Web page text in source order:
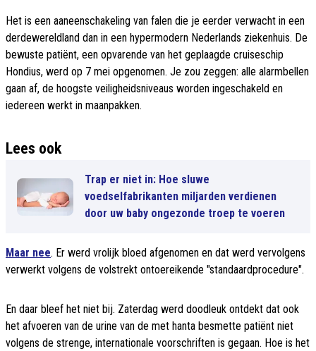
Het is een aaneenschakeling van falen die je eerder verwacht in een
derdewereldland dan in een hypermodern Nederlands ziekenhuis. De
bewuste patiënt, een opvarende van het geplaagde cruiseschip
Hondius, werd op 7 mei opgenomen. Je zou zeggen: alle alarmbellen
gaan af, de hoogste veiligheidsniveaus worden ingeschakeld en
iedereen werkt in maanpakken.
Lees ook
Trap er niet in: Hoe sluwe
voedselfabrikanten miljarden verdienen
door uw baby ongezonde troep te voeren
Maar nee. Er werd vrolijk bloed afgenomen en dat werd vervolgens
verwerkt volgens de volstrekt ontoereikende "standaardprocedure".
En daar bleef het niet bij. Zaterdag werd doodleuk ontdekt dat ook
het afvoeren van de urine van de met hanta besmette patiënt niet
volgens de strenge, internationale voorschriften is gegaan. Hoe is het